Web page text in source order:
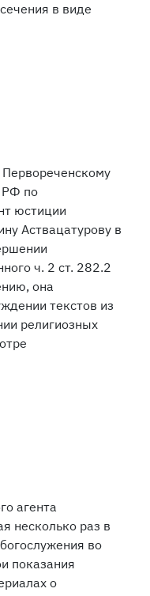
в виде
РФ по
юстиции
Аствацатурову в
ч. 2 ст. 282.2
она
текстов из
религиозных
агента
несколько раз в
во
показания
о